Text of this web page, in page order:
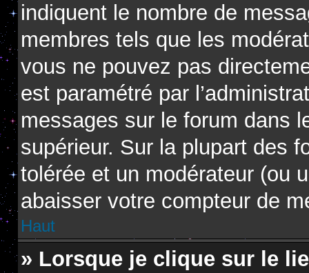
indiquent le nombre de
membres tels que les
vous ne pouvez pas
est paramétré par
messages sur le forum dans
supérieur. Sur la plupart des
tolérée et un modérateur (ou
abaisser votre compteur de
Haut
» Lorsque je clique sur le